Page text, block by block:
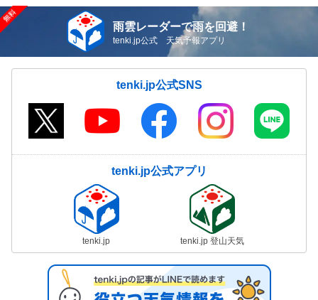
雨雲レーダーで雨を回避！
tenki.jp公式 天気予報アプリ
tenki.jp公式SNS
tenki.jp公式アプリ
tenki.jp tenki.jp 登山天気